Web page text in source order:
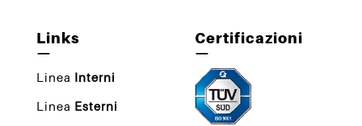
Links
—
Linea Interni
Linea Esterni
Certificazioni
—